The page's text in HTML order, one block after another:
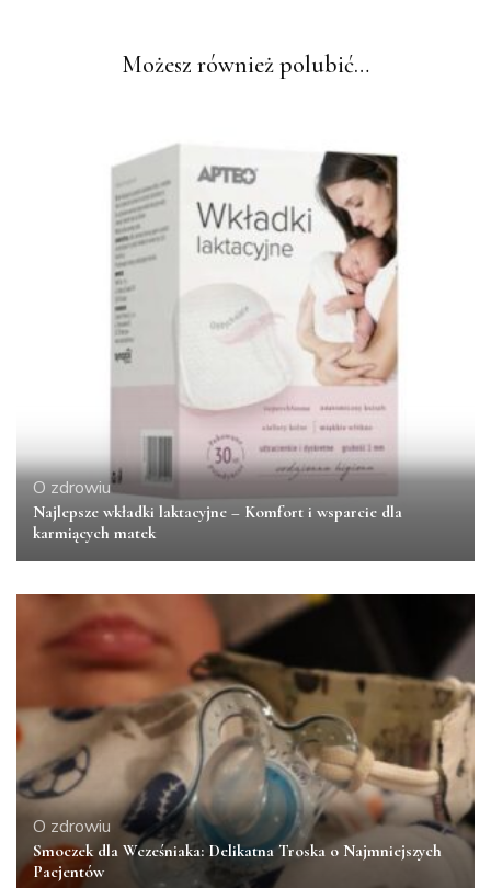
Możesz również polubić…
O zdrowiu
Najlepsze wkładki laktacyjne – Komfort i wsparcie dla
karmiących matek
O zdrowiu
Smoczek dla Wcześniaka: Delikatna Troska o Najmniejszych
Pacjentów